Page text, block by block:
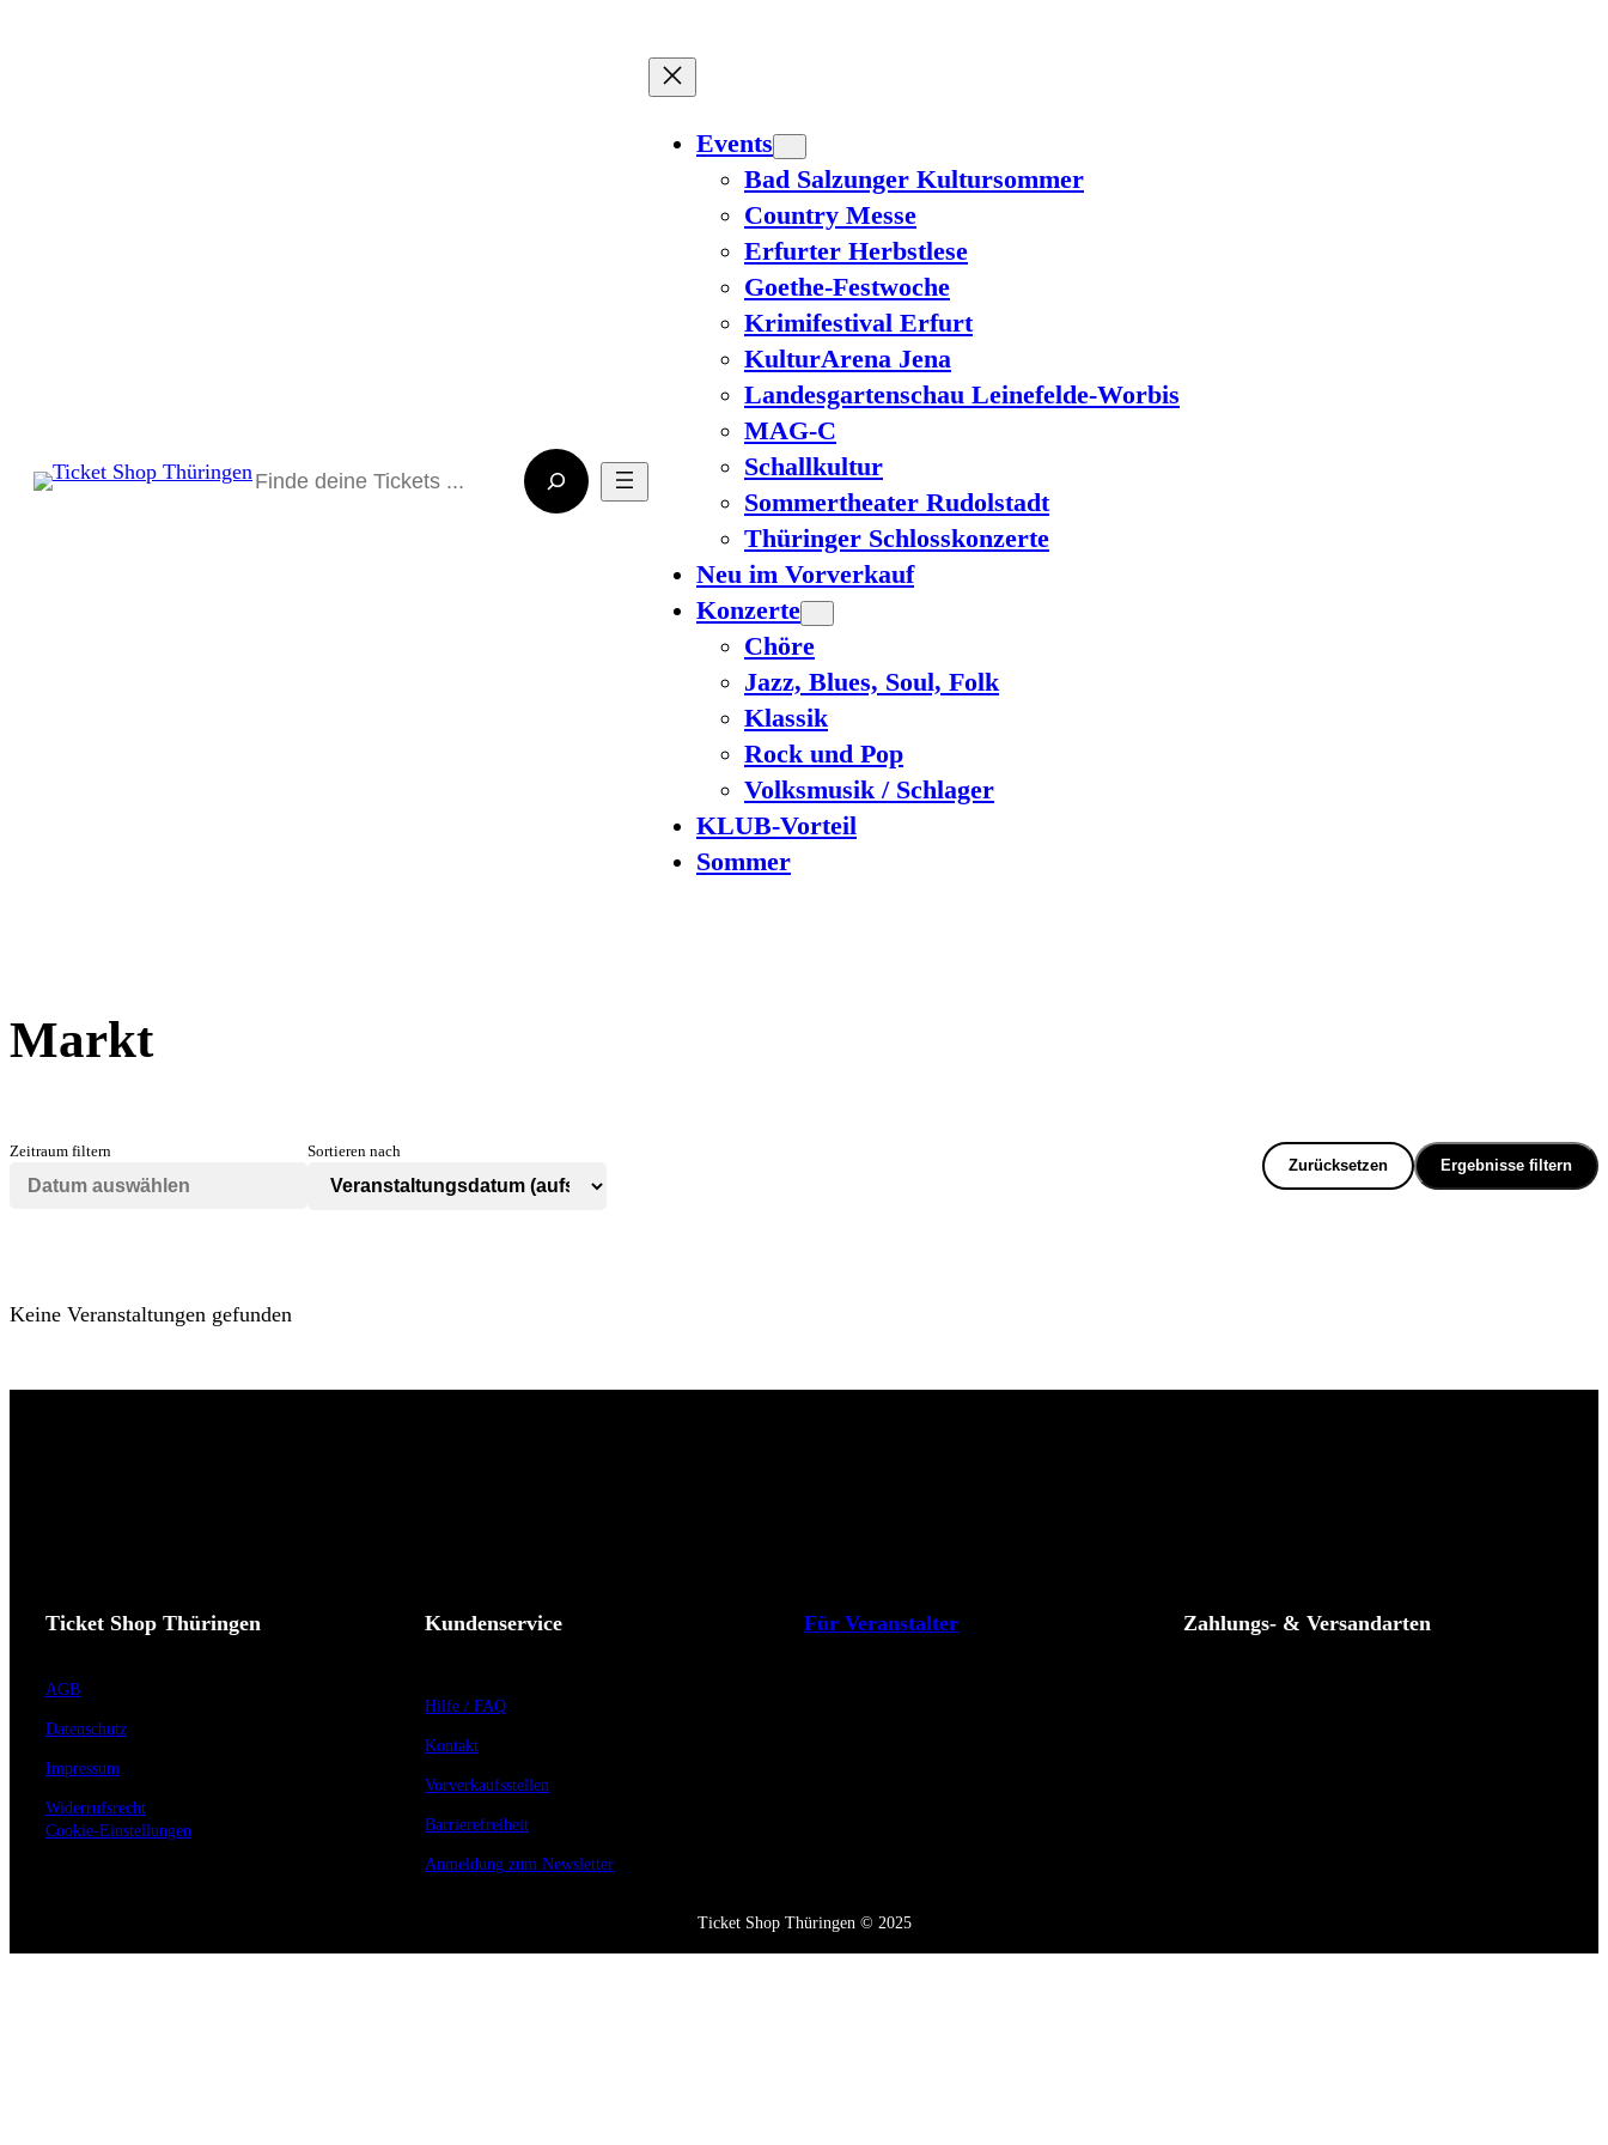
Events
Bad Salzunger Kultursommer
Country Messe
Erfurter Herbstlese
Goethe-Festwoche
Krimifestival Erfurt
KulturArena Jena
Landesgartenschau Leinefelde-Worbis
MAG-C
Schallkultur
Sommertheater Rudolstadt
Thüringer Schlosskonzerte
Neu im Vorverkauf
Konzerte
Chöre
Jazz, Blues, Soul, Folk
Klassik
Rock und Pop
Volksmusik / Schlager
KLUB-Vorteil
Sommer
Markt
Zeitraum filtern Sortieren nach
Zurücksetzen Ergebnisse filtern
Keine Veranstaltungen gefunden
Ticket Shop Thüringen
AGB
Datenschutz
Impressum
Widerrufsrecht
Cookie-Einstellungen
Kundenservice
Hilfe / FAQ
Kontakt
Vorverkaufsstellen
Barrierefreiheit
Anmeldung zum Newsletter
Für Veranstalter Zahlungs- & Versandarten
Ticket Shop Thüringen © 2025